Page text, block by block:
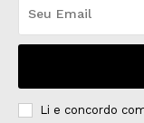
Li e concordo